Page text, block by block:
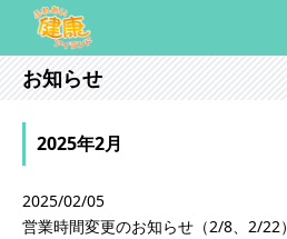
お知らせ
2025年2月
2025/02/05
営業時間変更のお知らせ（2/8、2/22）